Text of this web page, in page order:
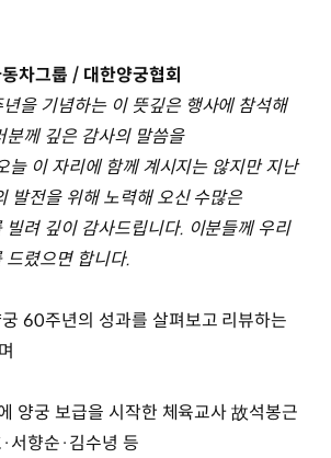
차그룹 / 대한양궁협회
을 기념하는 이 뜻깊은 행사에 참석해
분께 깊은 감사의 말씀을
늘 이 자리에 함께 계시지는 않지만 지난
발전을 위해 노력해 오신 수많은
빌려 깊이 감사드립니다. 이분들께 우리
렸으면 합니다.
60주년의 성과를 살펴보고 리뷰하는
양궁 보급을 시작한 체육교사 故석봉근
서향순·김수녕 등